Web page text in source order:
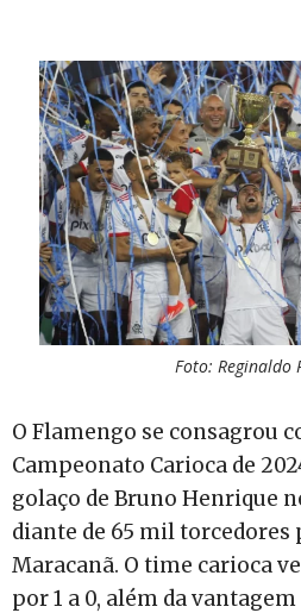
Foto: Reginaldo
O Flamengo se consagrou
Campeonato Carioca de
golaço de Bruno Henrique
diante de 65 mil torcedores
Maracanã. O time carioca
por 1 a 0, além da